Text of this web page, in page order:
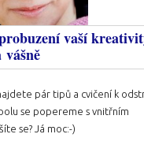
vaší
pár tipů a cvičení k
se popereme s vnitřním
se? Já moc:-)